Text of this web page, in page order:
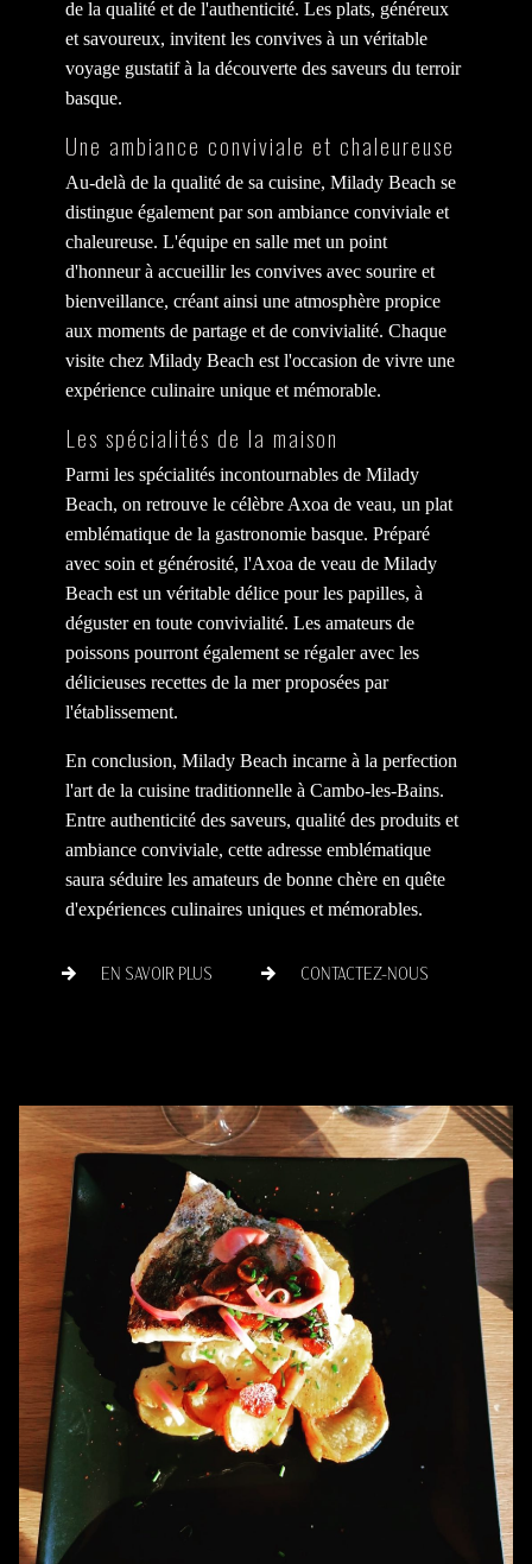
de la qualité et de l'authenticité. Les plats, généreux
et savoureux, invitent les convives à un véritable
voyage gustatif à la découverte des saveurs du terroir
basque.
Une ambiance conviviale et chaleureuse
Au-delà de la qualité de sa cuisine, Milady Beach se
distingue également par son ambiance conviviale et
chaleureuse. L'équipe en salle met un point
d'honneur à accueillir les convives avec sourire et
bienveillance, créant ainsi une atmosphère propice
aux moments de partage et de convivialité. Chaque
visite chez Milady Beach est l'occasion de vivre une
expérience culinaire unique et mémorable.
Les spécialités de la maison
Parmi les spécialités incontournables de Milady
Beach, on retrouve le célèbre Axoa de veau, un plat
emblématique de la gastronomie basque. Préparé
avec soin et générosité, l'Axoa de veau de Milady
Beach est un véritable délice pour les papilles, à
déguster en toute convivialité. Les amateurs de
poissons pourront également se régaler avec les
délicieuses recettes de la mer proposées par
l'établissement.
En conclusion, Milady Beach incarne à la perfection
l'art de la cuisine traditionnelle à Cambo-les-Bains.
Entre authenticité des saveurs, qualité des produits et
ambiance conviviale, cette adresse emblématique
saura séduire les amateurs de bonne chère en quête
d'expériences culinaires uniques et mémorables.
EN SAVOIR PLUS CONTACTEZ-NOUS